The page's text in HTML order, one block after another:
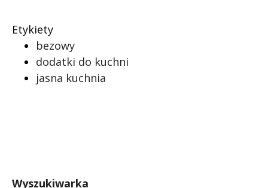
Etykiety
bezowy
dodatki do kuchni
jasna kuchnia
Wyszukiwarka